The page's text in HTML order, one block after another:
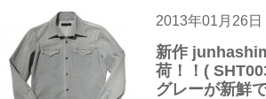
2013年01月26日
新作
荷！！(
グレーが新鮮